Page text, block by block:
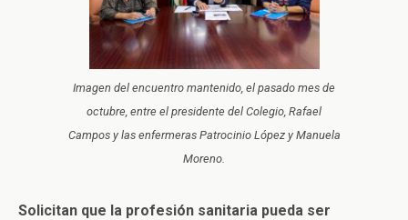
Imagen del encuentro mantenido, el pasado mes de
octubre, entre el presidente del Colegio, Rafael
Campos y las enfermeras Patrocinio López y Manuela
Moreno.
Solicitan que la profesión sanitaria pueda ser